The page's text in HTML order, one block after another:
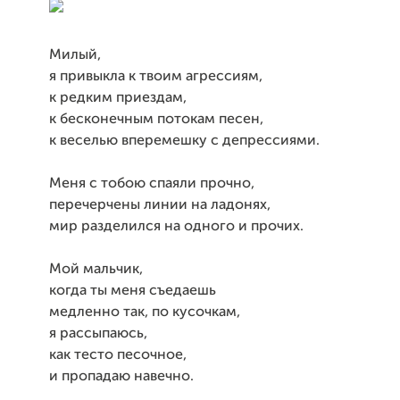
Милый,
я привыкла к твоим агрессиям,
к редким приездам,
к бесконечным потокам песен,
к веселью вперемешку с депрессиями.
Меня с тобою спаяли прочно,
перечерчены линии на ладонях,
мир разделился на одного и прочих.
Мой мальчик,
когда ты меня съедаешь
медленно так, по кусочкам,
я рассыпаюсь,
как тесто песочное,
и пропадаю навечно.